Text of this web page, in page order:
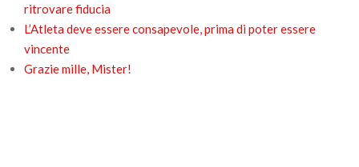
ritrovare fiducia
L’Atleta deve essere consapevole, prima di poter essere
vincente
Grazie mille, Mister!